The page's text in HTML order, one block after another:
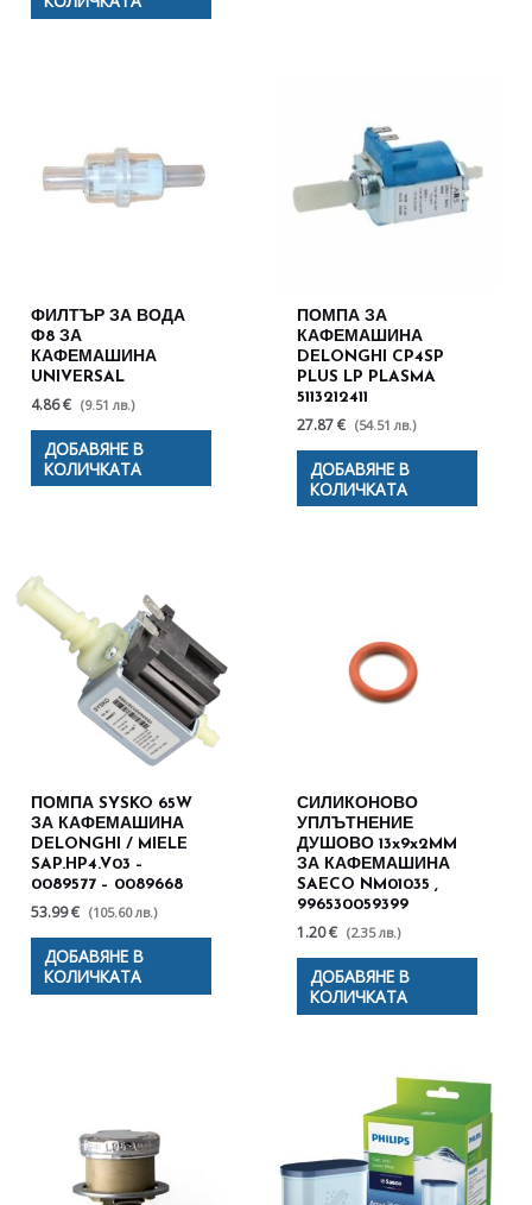
ФИЛТЪР ЗА ВОДА
Ф8 ЗА
КАФЕМАШИНА
UNIVERSAL
4.86 € (9.51 лв.)
ДОБАВЯНЕ В
КОЛИЧКАТА
ПОМПА ЗА
КАФЕМАШИНА
DELONGHI CP4SP
PLUS LP PLASMA
5113212411
27.87 € (54.51 лв.)
ДОБАВЯНЕ В
КОЛИЧКАТА
ПОМПА SYSKO 65W
ЗА КАФЕМАШИНА
DELONGHI / MIELE
SAP.HP4.V03 –
0089577 – 0089668
53.99 € (105.60 лв.)
ДОБАВЯНЕ В
КОЛИЧКАТА
СИЛИКОНОВО
УПЛЪТНЕНИЕ
ДУШОВО 13x9x2MM
ЗА КАФЕМАШИНА
SAECO NM01035 ,
996530059399
1.20 € (2.35 лв.)
ДОБАВЯНЕ В
КОЛИЧКАТА